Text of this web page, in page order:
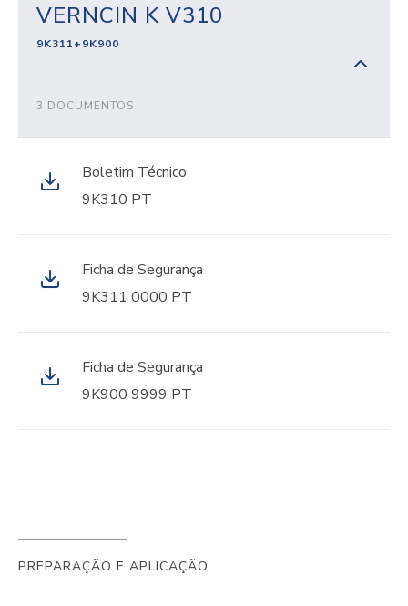
VERNCIN K V310
9K311+9K900
3 DOCUMENTOS
Boletim Técnico
9K310 PT
Ficha de Segurança
9K311 0000 PT
Ficha de Segurança
9K900 9999 PT
PREPARAÇÃO E APLICAÇÃO